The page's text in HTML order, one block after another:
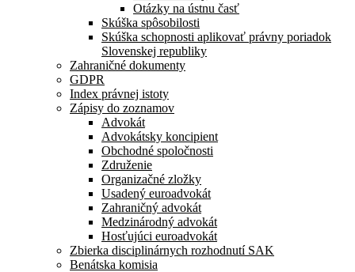
Otázky na ústnu časť
Skúška spôsobilosti
Skúška schopnosti aplikovať právny poriadok
Slovenskej republiky
Zahraničné dokumenty
GDPR
Index právnej istoty
Zápisy do zoznamov
Advokát
Advokátsky koncipient
Obchodné spoločnosti
Združenie
Organizačné zložky
Usadený euroadvokát
Zahraničný advokát
Medzinárodný advokát
Hosťujúci euroadvokát
Zbierka disciplinárnych rozhodnutí SAK
Benátska komisia